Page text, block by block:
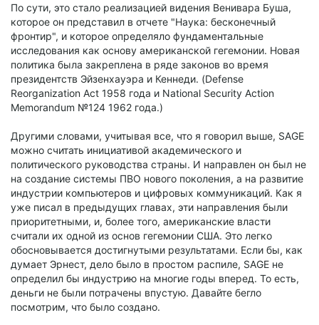
По сути, это стало реализацией видения Венивара Буша,
которое он представил в отчете "Наука: бесконечный
фронтир", и которое определяло фундаментальные
исследования как основу американской гегемонии. Новая
политика была закреплена в ряде законов во время
президентств Эйзенхауэра и Кеннеди. (Defense
Reorganization Act 1958 года и National Security Action
Memorandum №124 1962 года.)
Другими словами, учитывая все, что я говорил выше, SAGE
можно считать инициативой академического и
политического руководства страны. И направлен он был не
на создание системы ПВО нового поколения, а на развитие
индустрии компьютеров и цифровых коммуникаций. Как я
уже писал в предыдущих главах, эти направления были
приоритетными, и, более того, американские власти
считали их одной из основ гегемонии США. Это легко
обосновывается достигнутыми результатами. Если бы, как
думает Эрнест, дело было в простом распиле, SAGE не
определил бы индустрию на многие годы вперед. То есть,
деньги не были потрачены впустую. Давайте бегло
посмотрим, что было создано.